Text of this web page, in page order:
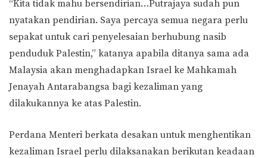
“Kita tidak mahu bersendirian…Putrajaya sudah pun
nyatakan pendirian. Saya percaya semua negara perlu
sepakat untuk cari penyelesaian berhubung nasib
penduduk Palestin,” katanya apabila ditanya sama ada
Malaysia akan menghadapkan Israel ke Mahkamah
Jenayah Antarabangsa bagi kezaliman yang
dilakukannya ke atas Palestin.
Perdana Menteri berkata desakan untuk menghentikan
kezaliman Israel perlu dilaksanakan berikutan keadaan